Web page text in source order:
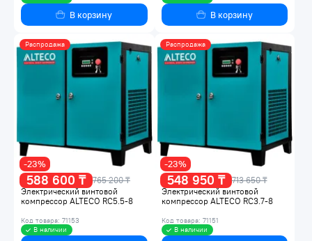
В корзину В корзину
Распродажа
588 600 ₸ 765 200 ₸
-23%
Электрический винтовой
компрессор ALTECO RC5.5-8
Код товара: 71153
В наличии
Распродажа
548 950 ₸ 713 650 ₸
-23%
Электрический винтовой
компрессор ALTECO RC3.7-8
Код товара: 71151
В наличии